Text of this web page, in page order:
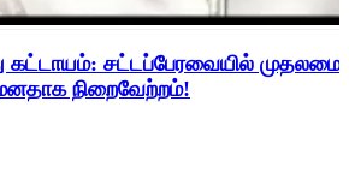
கட்டாயம்: சட்டப்பேரவையில்
நிறைவேற்றம்!